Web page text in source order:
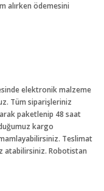
alırken ödemesini
elektronik malzeme
Tüm siparişleriniz
paketlenip 48 saat
kargo
Teslimat
atabilirsiniz. Robotistan